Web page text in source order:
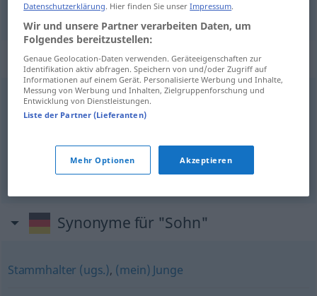
Beispielsätze für "Sohn"
das istmein Neffe,alsoder Sohn meines Bruders
mijenećak,zapravobratov
, so der Sohn
otactakavsin
Synonyme für "Sohn"
Stammhalter (ugs.), (mein) Junge
Datenschutzerklärung. Hier finden Sie unserImpressum.
Wir und unsere Partner verarbeiten Daten, um
Folgendes bereitzustellen:
Genaue Geolocation-Daten verwenden. Geräteeigenschaften zur
Identifikation aktiv abfragen. Speichern von und/oder Zugriff auf
Informationen auf einem Gerät. Personalisierte Werbung und Inhalte,
Messung von Werbung und Inhalten, Zielgruppenforschung und
Entwicklung von Dienstleistungen.
Liste der Partner (Lieferanten)
Mehr Optionen Akzeptieren